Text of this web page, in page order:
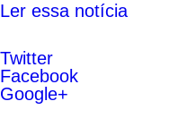
Ler essa notícia
Twitter
Facebook
Google+